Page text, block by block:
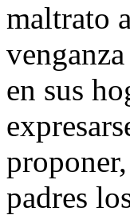
maltrato
en sus
padres